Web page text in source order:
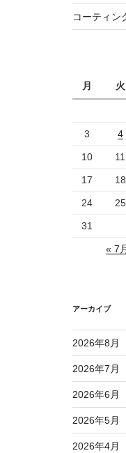
コーティン
月
火
3 4
10 11
17 18
24 25
31
« 7
アーカイブ
2026年8月
2026年7月
2026年6月
2026年5月
2026年4月